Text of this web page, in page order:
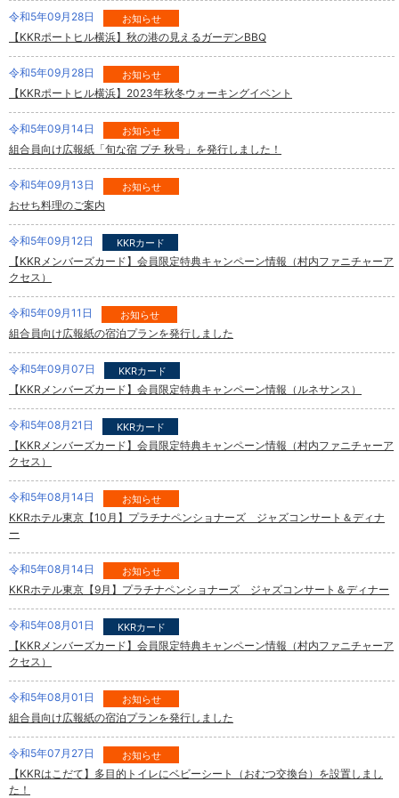
令和5年09月28日 お知らせ
【KKRポートヒル横浜】秋の港の見えるガーデンBBQ
令和5年09月28日 お知らせ
【KKRポートヒル横浜】2023年秋冬ウォーキングイベント
令和5年09月14日 お知らせ
組合員向け広報紙「旬な宿 プチ 秋号」を発行しました！
令和5年09月13日 お知らせ
おせち料理のご案内
令和5年09月12日 KKRカード
【KKRメンバーズカード】会員限定特典キャンペーン情報（村内ファニチャーア
クセス）
令和5年09月11日 お知らせ
組合員向け広報紙の宿泊プランを発行しました
令和5年09月07日 KKRカード
【KKRメンバーズカード】会員限定特典キャンペーン情報（ルネサンス）
令和5年08月21日 KKRカード
【KKRメンバーズカード】会員限定特典キャンペーン情報（村内ファニチャーア
クセス）
令和5年08月14日 お知らせ
KKRホテル東京【10月】プラチナペンショナーズ ジャズコンサート＆ディナ
ー
令和5年08月14日 お知らせ
KKRホテル東京【9月】プラチナペンショナーズ ジャズコンサート＆ディナー
令和5年08月01日 KKRカード
【KKRメンバーズカード】会員限定特典キャンペーン情報（村内ファニチャーア
クセス）
令和5年08月01日 お知らせ
組合員向け広報紙の宿泊プランを発行しました
令和5年07月27日 お知らせ
【KKRはこだて】多目的トイレにベビーシート（おむつ交換台）を設置しまし
た！